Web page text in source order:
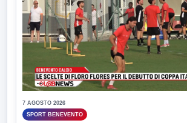
7 AGOSTO 2026
SPORT BENEVENTO